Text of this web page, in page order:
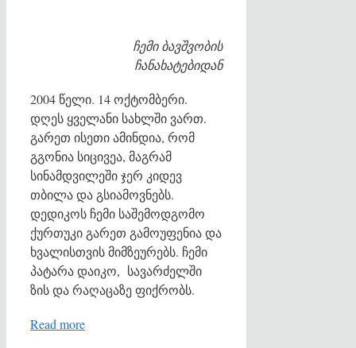
ჩემი ბავშვობის
ჩანახატებიდან
2004 წელი. 14 ოქტომბერი.
დღეს ყველანი სახლში ვართ.
გარეთ ისეთი ამინდია, რომ
გგონია სიცივეა, მაგრამ
სინამდვილეში ჯერ კიდევ
თბილა და გსიამოვნებს.
დედიკოს ჩემი საშემოდგომო
ქურთუკი გარეთ გამოუფენია და
ხვალისთვის მიმზეურებს. ჩემი
პატარა დაიკო, სავარძელში
ზის და რაღაცაზე ფიქრობს.
Read more